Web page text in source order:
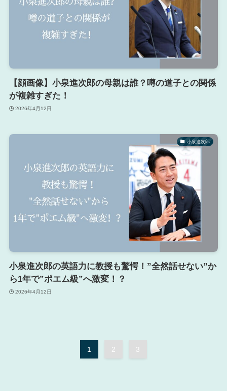
【顔画像】小泉進次郎の母親は誰？噂の道子との関係
が複雑すぎた！
2026年4月12日
小泉進次郎
小泉進次郎の英語力に教授も驚愕！”全然話せない”か
ら1年で”ポエム級”へ激変！？
2026年4月12日
1 2 3